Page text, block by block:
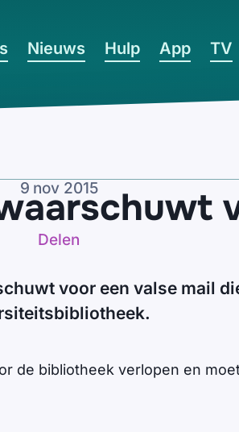
Nieuws Hulp App TV
9 nov 2015
Delen
voor een valse mail
de bibliotheek verlopen en